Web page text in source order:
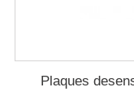
Plaques